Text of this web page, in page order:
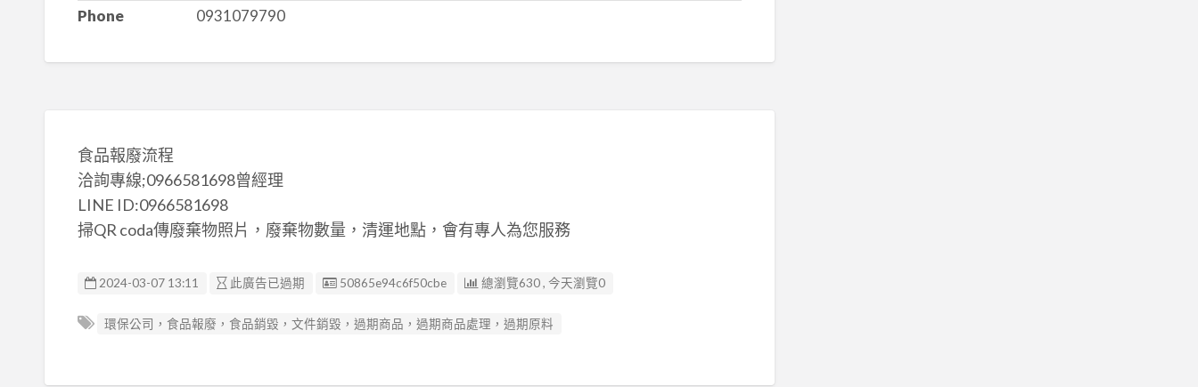
Phone 0931079790
食品報廢流程
洽詢專線;0966581698曾經理
LINE ID:0966581698
掃QR coda傳廢棄物照片，廢棄物數量，清運地點，會有專人為您服務
2024-03-07 13:11 此廣告已過期 廣告编號
50865e94c6f50cbe 總瀏覽630 , 今天瀏覽0
環保公司，食品報廢，食品銷毀，文件銷毀，過期商品，過期商品處理，過期原料